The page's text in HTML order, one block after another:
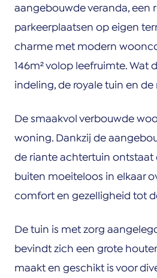
aangebouwde veranda, een
parkeerplaatsen op eigen
charme met modern
146m² volop leefruimte. Wat
indeling, de royale tuin en
De smaakvol verbouwde
woning. Dankzij de
de riante achtertuin ontstaat
buiten moeiteloos in elkaar
comfort en gezelligheid tot
De tuin is met zorg
bevindt zich een grote
maakt en geschikt is voor